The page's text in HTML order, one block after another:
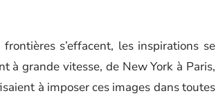
s’effacent, les inspirations se
à grande vitesse, de New York à Paris,
à imposer ces images dans toutes